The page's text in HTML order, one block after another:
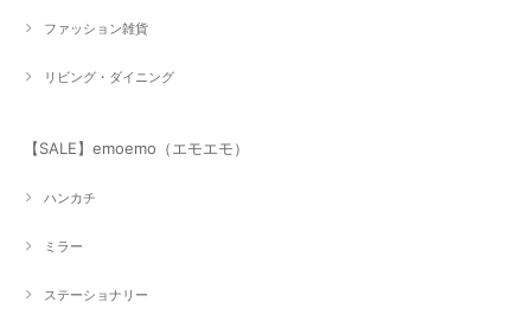
ファッション雑貨
リビング・ダイニング
【SALE】emoemo（エモエモ）
ハンカチ
ミラー
ステーショナリー